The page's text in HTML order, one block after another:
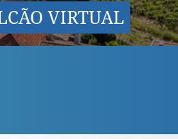
VIRTUAL